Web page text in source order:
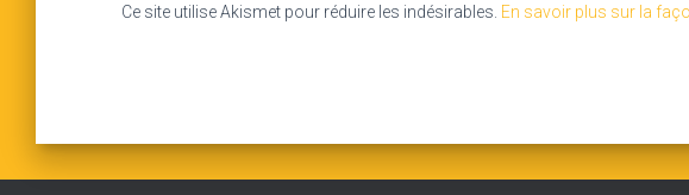
Ce site utilise Akismet pour réduire les indésirables. En savoir plus sur la